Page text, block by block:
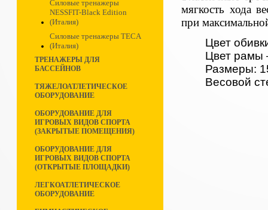
Силовые тренажеры
NESSFIT-Black Edition
(Италия)
Силовые тренажеры TECA
(Италия)
ТРЕНАЖЕРЫ ДЛЯ
БАССЕЙНОВ
ТЯЖЕЛОАТЛЕТИЧЕСКОЕ
ОБОРУДОВАНИЕ
ОБОРУДОВАНИЕ ДЛЯ
ИГРОВЫХ ВИДОВ СПОРТА
(ЗАКРЫТЫЕ ПОМЕЩЕНИЯ)
ОБОРУДОВАНИЕ ДЛЯ
ИГРОВЫХ ВИДОВ СПОРТА
(ОТКРЫТЫЕ ПЛОЩАДКИ)
ЛЕГКОАТЛЕТИЧЕСКОЕ
ОБОРУДОВАНИЕ
мягкость хода
при
Цвет
Цвет рамы
Размеры:
Весовой